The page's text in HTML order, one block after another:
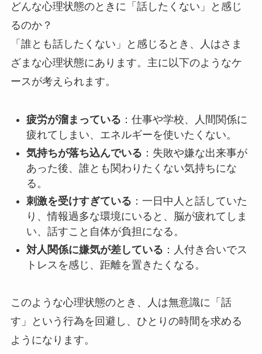
どんな心理状態のときに「話したくない」と感じ
るのか？
「誰とも話したくない」と感じるとき、人はさま
ざまな心理状態にあります。主に以下のようなケ
ースが考えられます。
疲労が溜まっている ：仕事や学校、人間関係に
疲れてしまい、エネルギーを使いたくない。
気持ちが落ち込んでいる ：失敗や嫌な出来事が
あった後、誰とも関わりたくない気持ちにな
る。
刺激を受けすぎている ：一日中人と話していた
り、情報過多な環境にいると、脳が疲れてしま
い、話すこと自体が負担になる。
対人関係に嫌気が差している ：人付き合いでス
トレスを感じ、距離を置きたくなる。
このような心理状態のとき、人は無意識に「話
す」という行為を回避し、ひとりの時間を求める
ようになります。